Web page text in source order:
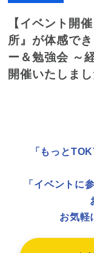
【イベント開
所』が体感で
ー＆勉強会 ～
開催いたしま
「もっと
「イベントに
お気軽